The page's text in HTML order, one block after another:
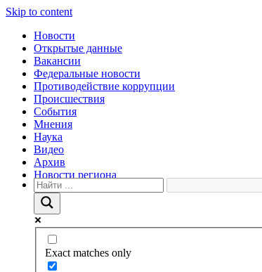
Skip to content
Новости
Открытые данные
Вакансии
Федеральные новости
Противодействие коррупции
Происшествия
События
Мнения
Наука
Видео
Архив
Новости региона
Exact matches only